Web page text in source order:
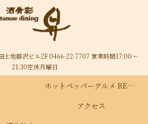
土地藤沢ビル2F 0466-22-7707 営業時間17:00～
21:30定休月曜日
ホットペッパーグルメ RECRUIT
アクセス